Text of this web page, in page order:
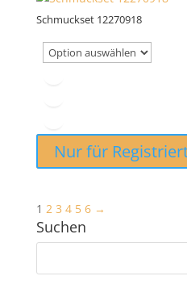
Schmuckset 12270918
Nur für
1 2 3 4 5 6 →
Suchen